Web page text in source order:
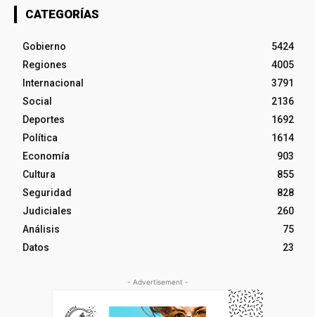
CATEGORÍAS
Gobierno
5424
Regiones
4005
Internacional
3791
Social
2136
Deportes
1692
Política
1614
Economía
903
Cultura
855
Seguridad
828
Judiciales
260
Análisis
75
Datos
23
- Advertisement -